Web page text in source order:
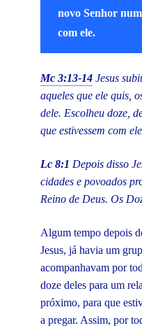
novo Senhor
com ele.
Mc 3:13-14 Jesus
aqueles que ele quis,
dele. Escolheu doze,
que estivessem com
Lc 8:1 Depois disso
cidades e povoados
Reino de Deus. Os
Algum tempo depois
Jesus, já havia um
acompanhavam por
doze deles para um
próximo, para que
a pregar. Assim, por